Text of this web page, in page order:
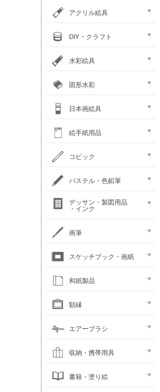
アトリエイーゼル
デッサンイーゼル
ディスプレイイーゼル
野外イーゼル
卓上イーゼル
イーゼルボックス
アトリエキャビネット
イーゼル用品
アクリル絵具
アクリルガッシュ絵具
ガッシュ専用メディウム
布えのぐ
ターナー・イベントカラー
絵具（レギュラー）
絵具（ソフト）
リキテックスベーシックス
リキテックスリキッド
リキテックスプライム
アクリリックプラス
リキテックスバイオベース
メディウム類
ホルベイン・アクリリック
カラー［ヘビーボディ］
アクリリックガッシュ
ホルベイン・メディウム類
ホルベイン・アクリリック
カラー ［フルイド］
ホルベイン・アクリリック
カラー ［インク］
ホルベイン・アクリリック
カラー ［イリデッセンス］
アクリリックカラー
アクリリックガッシュ
アムステルダム・アクリリ
ックカラー エキスパート
アムステルダム・アクリル
絵具メディウム／補助材
クサカベ・アキーラ
アキーラ ガッシュ
アキーラ専用 メディウ
ム
アクリル絵具廃液処理剤
ゴールデン ヘビーボデ
ィ
ゴールデン フルイド
ゴールデン ハイフロー
ゴールデン オープン
ゴールデン ソーフラッ
ト
ゴールデン メディウム
DIY・クラフト
ガラスペイント
ベトンペースト
布えのぐ
ステッチカラー
オーブン陶土
水彩絵具
セット
専門家用透明水彩絵具
ハルモニア分離水彩絵具
シングルピグメント
W＆N プロフェッショナル・
ウォーターカラー(PWC)
レンブラント水彩絵具
ゴールデン QoR(コア)
ホルベイン透明水彩絵具
絵具（ガッシュ）
メディウム・他
ダニエルスミス
ターナー・ポスターカラー
水彩道具類
マスク液
固形水彩
ウォーターカラー(PWC)
ウォーターカラー(CWC)
ホルベイン・ケーキカラー
ホルベイン・パンカラー
FINETEC(ファインテック)
ゴールデン QoR(コア)
パール固形水彩絵具
カラー固形水彩
固形透明水彩絵具
固形透明水彩絵具
プチカラー 透明固形水
彩
ダニエルスミス ハーフパ
ン
水彩道具類
日本画絵具
新岩絵具
天然岩絵具
ナカガワ水飛胡粉
吉祥水干絵具
吉祥チューブ水干絵具
吉祥 日本画用顔料
(糊剤・目止め剤)
金泥・銀泥・箔類
顔彩角皿
顔彩鉄鉢
墨彩画セット
日本画墨
日本画道具類
ナカガワ 日本画キット
呉竹 顔彩
絵手紙用品
絵手紙セット
フィス顔彩パレット
顔彩深美
絵手紙用
はがき・絵手紙帳
コピック
コピック スケッチ
コピック チャオ
コピック クラシック
コピック アクレア
ープラス
パステル・色鉛筆
パステルセット
（ハード）
パステルセット
（ソフト）
パンパステル
パステル鉛筆セット
オイルパステル・
クレパス・クレヨン
パステル・色鉛筆
関連用品
色鉛筆セット
水彩色鉛筆セット
チョークアート
デッサン・製図用品
・インク
鉛筆セット
画用木炭
モデル人形
デッサン関連用品
ロットリング
W&N ドローイングインク
画筆
油彩筆セット
油彩用ラウンド（丸筆）
（丸平筆）
油彩用フラット（平筆）
油彩用ファン（扇型）
油絵用刷毛
水彩筆セット
水彩用ラウンド（丸筆）
水彩用フラット（平筆）
（日本画・デザイン用）
（日本画・デザイン用）
（日本画・デザイン用）
（日本画・デザイン用）
（日本画・デザイン用）
（日本画・デザイン用）
（日本画・デザイン用）
（日本画・デザイン用）
化粧筆
絵手紙用筆
スケッチブック・画紙
アルシュ水彩紙
モンバルキャンソン
ファインフェース
キャンソンXL
アルビレオ水彩紙
クレスター水彩紙
フォード水彩紙
アヴァロン水彩紙
ラングトン水彩紙
ワトソン水彩紙
ホワイトワトソン水彩紙
TACスケッチブック
W&N コットマン水彩紙
ナル水彩紙
スケッチブック 並口
オリーブシリーズ厚口
メダリオン特厚口
マルマン ヴィフアール
マルマン ソーホー
マルマン 麻表紙
クロッキーブック
クレイドクロッキー
セクションクロッキー
スタンダードクロッキー
キャンソン ミ・タント
パステルワトソン
パステルマーメイド
パステルブック
ペーパーセレクション
ポストカード
カラージェッソペーパー
水彩色紙
和紙製品
和紙・絵絹・転写紙
日本画用麻紙ボールド
水墨画用紙
ファイル
芳名帳・仮巻
額縁
油彩用額縁 (木製)
仮額縁
(マット付)
(マット無し)
軽量フレーム・イレパネ
色紙額
額用金具
エアーブラシ
ハンドピース
コンプレッサー
システムパーツ（部品）
エアーブラシ関連用品
収納・携帯用具
ポートフォリオ
キャンバスバッグ
キャンバスバッグ
スケッチバッグ各種
スケッチバッグ
エプロン
書籍・塗り絵